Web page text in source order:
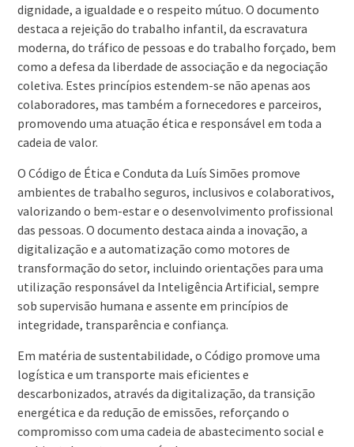
dignidade, a igualdade e o respeito mútuo. O documento
destaca a rejeição do trabalho infantil, da escravatura
moderna, do tráfico de pessoas e do trabalho forçado, bem
como a defesa da liberdade de associação e da negociação
coletiva. Estes princípios estendem-se não apenas aos
colaboradores, mas também a fornecedores e parceiros,
promovendo uma atuação ética e responsável em toda a
cadeia de valor.
O Código de Ética e Conduta da Luís Simões promove
ambientes de trabalho seguros, inclusivos e colaborativos,
valorizando o bem-estar e o desenvolvimento profissional
das pessoas. O documento destaca ainda a inovação, a
digitalização e a automatização como motores de
transformação do setor, incluindo orientações para uma
utilização responsável da Inteligência Artificial, sempre
sob supervisão humana e assente em princípios de
integridade, transparência e confiança.
Em matéria de sustentabilidade, o Código promove uma
logística e um transporte mais eficientes e
descarbonizados, através da digitalização, da transição
energética e da redução de emissões, reforçando o
compromisso com uma cadeia de abastecimento social e